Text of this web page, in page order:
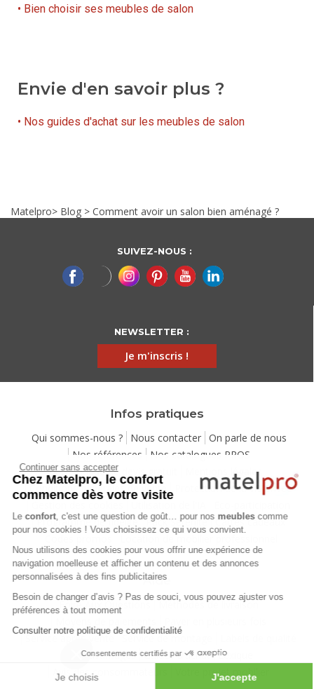
• Bien choisir ses meubles de salon
Envie d'en savoir plus ?
• Nos guides d'achat sur les meubles de salon
Matelpro> Blog > Comment avoir un salon bien aménagé ?
SUIVEZ-NOUS :
NEWSLETTER :
Je m'inscris !
Infos pratiques
Qui sommes-nous ? Nous contacter
On parle de nous
Nos références
Nos catalogues PROS
Demande de devis gratuit
Mentions légales
Conditions générales de vente
Protection de la vie privée
Programme de fidélité Pack Sérénité
Cartes cadeaux
Location de mobilier professionnel
Aide
Foire Aux Questions Méthodes de livraison
Service après-vente Service de montage
Vos avantages Guides d'achat Lexique
Avis des consommateurs
Votre projet mobilier
Continuer sans accepter
Chez Matelpro, le confort
commence dès votre visite
Leconfort, c'est une question de goût… pour nosmeublescomme
pour nos cookies ! Vous choisissez ce qui vous convient.
Nous utilisons des cookies pour vous offrir une expérience de
navigation moelleuse et afficher un contenu et des annonces
personnalisées à des fins publicitaires
Besoin de changer d’avis ? Pas de souci, vous pouvez ajuster vos
préférences à tout moment
Consulter notre politique de confidentialité
Consentements certifiés par
Je choisis J'accepte